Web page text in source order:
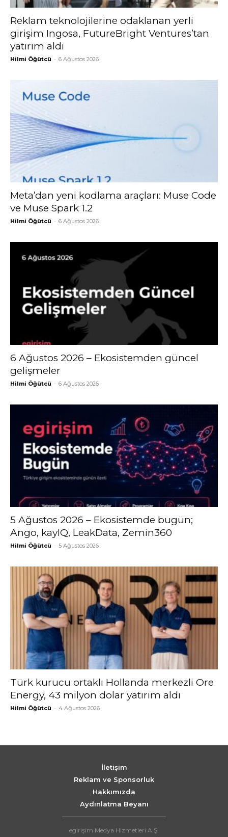
Reklam teknolojilerine odaklanan yerli
girişim Ingosa, FutureBright Ventures’tan
yatırım aldı
Hilmi Öğütcü - 6 Ağustos 2026
Meta’dan yeni kodlama araçları: Muse Code
ve Muse Spark 1.2
Hilmi Öğütcü - 6 Ağustos 2026
6 Ağustos 2026 – Ekosistemden güncel
gelişmeler
Hilmi Öğütcü - 6 Ağustos 2026
5 Ağustos 2026 – Ekosistemde bugün;
Ango, kayIQ, LeakData, Zemin360
Hilmi Öğütcü - 5 Ağustos 2026
Türk kurucu ortaklı Hollanda merkezli Ore
Energy, 43 milyon dolar yatırım aldı
Hilmi Öğütcü - 4 Ağustos 2026
İletişim
Reklam ve Sponsorluk
Hakkımızda
Aydınlatma Beyanı
egirişim Medya Hizmetleri A.Ş.